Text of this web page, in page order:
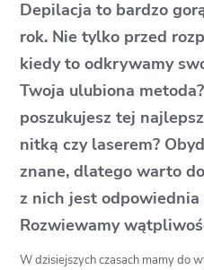
Depilacja to bardzo
rok. Nie tylko przed
kiedy to odkrywamy
Twoja ulubiona
poszukujesz tej
nitką czy laserem?
znane, dlatego warto
z nich jest odpowiednia
Rozwiewamy
W dzisiejszych czasach mamy do